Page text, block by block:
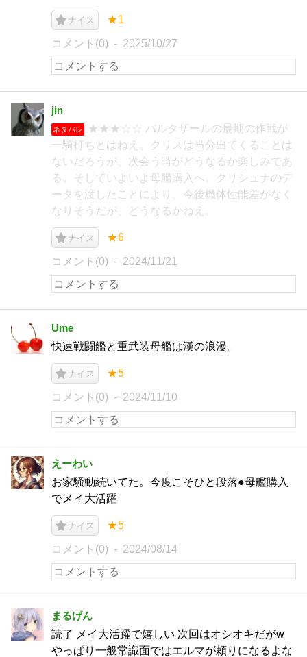
ナイス ★1
コメント(0) 2025/10/27
jin
ネタバレ
★★★☆☆ バルタザールの最期の作戦が
一騎打ちとはねえ。クリスは当分出てくることは
ないだろうが、次会う時がどうなるか楽しみであ
る。そしていよいよ母艦購入へ。クリシュナのデ
ータを渡したことにより、今後機体性能差がなく
なりそうだが、どうなるかねえ。
ナイス ★6
コメント(0) 2024/11/21
Ume
快速戦闘艦と重武装母艦は漢の浪漫。
ナイス ★5
コメント(0) 2024/11/10
えーわい
お家騒動続いてた。今度こそひと段落●母艦購入
でメイ大活躍
ナイス ★5
コメント(0) 2024/08/14
まるげん
読了 メイ大活躍で嬉しい 次回はオシオキだがw
やっぱり一般常識面ではエルマが頼りになるよな